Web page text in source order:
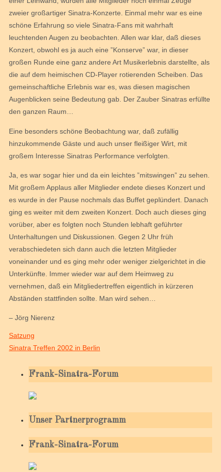
zweier großartiger Sinatra-Konzerte. Einmal mehr war es eine
schöne Erfahrung so viele Sinatra-Fans mit wahrhaft
leuchtenden Augen zu beobachten. Allen war klar, daß dieses
Konzert, obwohl es ja auch eine ”Konserve” war, in dieser
großen Runde eine ganz andere Art Musikerlebnis darstellte, als
die auf dem heimischen CD-Player rotierenden Scheiben. Das
gemeinschaftliche Erlebnis war es, was diesen magischen
Augenblicken seine Bedeutung gab. Der Zauber Sinatras erfüllte
den ganzen Raum…
Eine besonders schöne Beobachtung war, daß zufällig
hinzukommende Gäste und auch unser fleißiger Wirt, mit
großem Interesse Sinatras Performance verfolgten.
Ja, es war sogar hier und da ein leichtes ”mitswingen” zu sehen.
Mit großem Applaus aller Mitglieder endete dieses Konzert und
es wurde in der Pause nochmals das Buffet geplündert. Danach
ging es weiter mit dem zweiten Konzert. Doch auch dieses ging
vorüber, aber es folgten noch Stunden lebhaft geführter
Unterhaltungen und Diskussionen. Gegen 2 Uhr früh
verabschiedeten sich dann auch die letzten Mitglieder
voneinander und es ging mehr oder weniger zielgerichtet in die
Unterkünfte. Immer wieder war auf dem Heimweg zu
vernehmen, daß ein Mitgliedertreffen eigentlich in kürzeren
Abständen stattfinden sollte. Man wird sehen…
– Jörg Nierenz
Satzung
Sinatra Treffen 2002 in Berlin
Frank-Sinatra-Forum
Unser Partnerprogramm
Frank-Sinatra-Forum